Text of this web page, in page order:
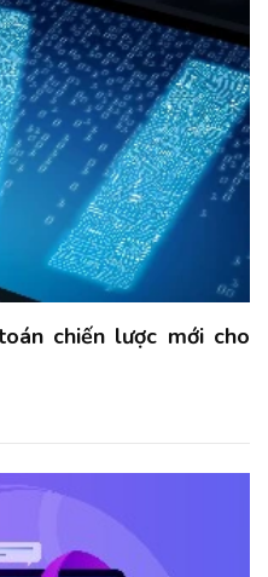
chiến lược mới cho